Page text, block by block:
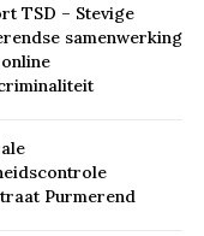
TSD – Stevige
samenwerking
Purmerend